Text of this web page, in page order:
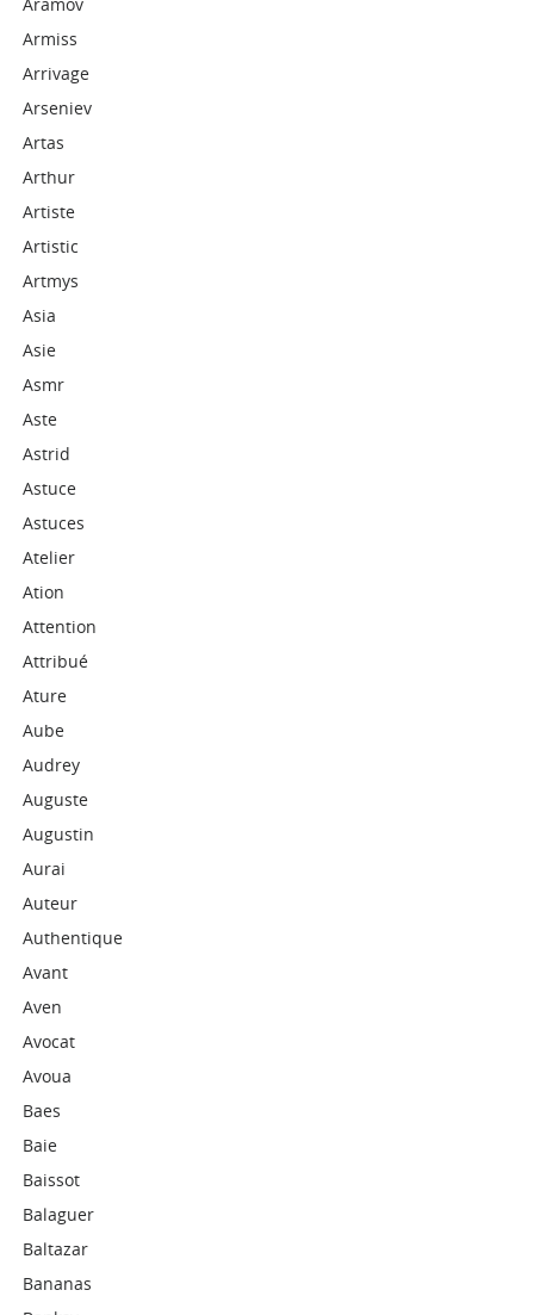
Armiss
Arrivage
Arseniev
Artas
Arthur
Artiste
Artistic
Artmys
Asia
Asie
Asmr
Aste
Astrid
Astuce
Astuces
Atelier
Ation
Attention
Attribué
Ature
Aube
Audrey
Auguste
Augustin
Aurai
Auteur
Authentique
Avant
Aven
Avocat
Avoua
Baes
Baie
Baissot
Balaguer
Baltazar
Bananas